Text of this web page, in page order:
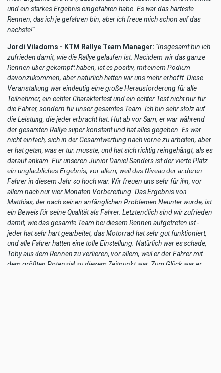
und ein starkes Ergebnis eingefahren habe. Es war das härteste
Rennen, das ich je gefahren bin, aber ich freue mich schon auf das
nächste!"
Jordi Viladoms - KTM Rallye Team Manager: "Insgesamt bin ich
zufrieden damit, wie die Rallye gelaufen ist. Nachdem wir das ganze
Rennen über gekämpft haben, ist es positiv, mit einem Podium
davonzukommen, aber natürlich hatten wir uns mehr erhofft. Diese
Veranstaltung war eindeutig eine große Herausforderung für alle
Teilnehmer, ein echter Charaktertest und ein echter Test nicht nur für
die Fahrer, sondern für unser gesamtes Team. Ich bin sehr stolz auf
die Leistung, die jeder erbracht hat. Hut ab vor Sam, er war während
der gesamten Rallye super konstant und hat alles gegeben. Es war
nicht einfach, sich in der Gesamtwertung nach vorne zu arbeiten, aber
er hat getan, was er tun musste, und hat sich richtig reingehängt, als es
darauf ankam. Für unseren Junior Daniel Sanders ist der vierte Platz
ein unglaubliches Ergebnis, vor allem, weil das Niveau der anderen
Fahrer in diesem Jahr so hoch war. Wir freuen uns sehr für ihn, vor
allem nach nur vier Monaten Vorbereitung. Das Ergebnis von
Matthias, der nach seinen anfänglichen Problemen Neunter wurde, ist
ein Beweis für seine Qualität als Fahrer. Letztendlich sind wir zufrieden
damit, wie das gesamte Team bei diesem Rennen aufgetreten ist -
jeder hat sehr hart gearbeitet, das Motorrad hat sehr gut funktioniert,
und alle Fahrer hatten eine tolle Einstellung. Natürlich war es schade,
Toby aus dem Rennen zu verlieren, vor allem, weil er der Fahrer mit
dem größten Potenzial zu diesem Zeitpunkt war. Zum Glück war er